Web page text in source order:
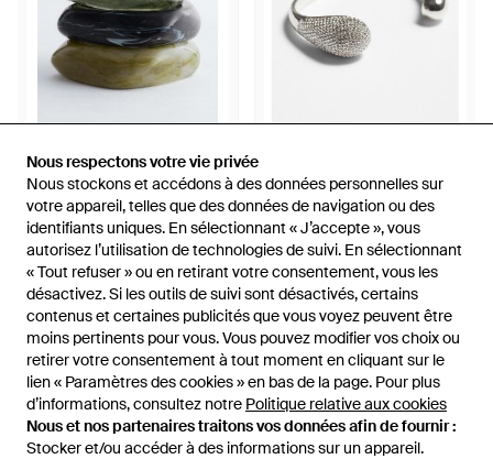
Nous respectons votre vie privée
Nous stockons et accédons à des données personnelles sur
votre appareil, telles que des données de navigation ou des
identifiants uniques. En sélectionnant « J’accepte », vous
autorisez l’utilisation de technologies de suivi. En sélectionnant
« Tout refuser » ou en retirant votre consentement, vous les
désactivez. Si les outils de suivi sont désactivés, certains
contenus et certaines publicités que vous voyez peuvent être
moins pertinents pour vous. Vous pouvez modifier vos choix ou
retirer votre consentement à tout moment en cliquant sur le
lien « Paramètres des cookies » en bas de la page. Pour plus
d’informations, consultez notre Politique relative aux cookies
Nous et nos partenaires traitons vos données afin de fournir :
Stocker et/ou accéder à des informations sur un appareil.
Nous respectons votre vie privée
Nous stockons et accédons à des données personnelles sur
votre appareil, telles que des données de navigation ou des
identifiants uniques. En sélectionnant « J’accepte », vous
autorisez l’utilisation de technologies de suivi. En sélectionnant
« Tout refuser » ou en retirant votre consentement, vous les
désactivez. Si les outils de suivi sont désactivés, certains
contenus et certaines publicités que vous voyez peuvent être
moins pertinents pour vous. Vous pouvez modifier vos choix ou
retirer votre consentement à tout moment en cliquant sur le
lien « Paramètres des cookies » en bas de la page. Pour plus
d’informations, consultez notre Politique relative aux cookies
Nous et nos partenaires traitons vos données afin de fournir :
Stocker et/ou accéder à des informations sur un appareil.
35 €
& Other Stories
Ensemble De Bracelets À Effet
Marbré - Noir
De & Other Stories
ÉPUISÉ
22 €
& Other Stories
Bracelet Manchette Orné De
Strass - Métallisé
De & Other Stories